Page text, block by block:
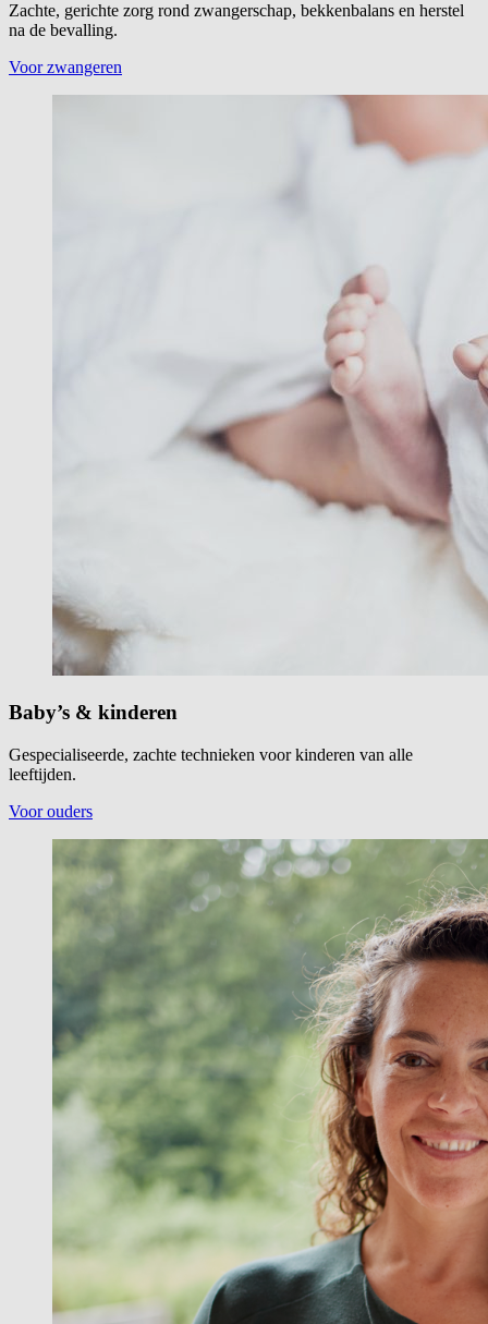
Zachte, gerichte zorg rond zwangerschap, bekkenbalans en herstel
na de bevalling.
Voor zwangeren
Baby’s & kinderen
Gespecialiseerde, zachte technieken voor kinderen van alle
leeftijden.
Voor ouders